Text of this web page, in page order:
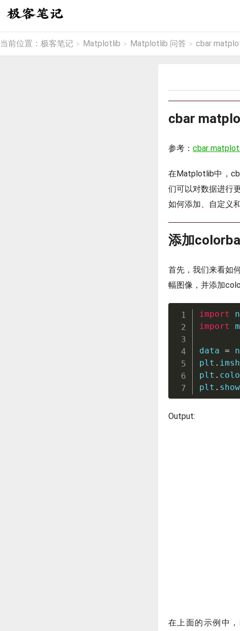
当前位置： 极客笔记 > Matplotlib > Matplotlib 问答 > cbar
cbar
参考： cbar
在Matplotlib中，
们可以对数据进行
如何添加、自定义
添加
首先，我们来看如
幅图像，并添加
import
import
data =
plt .
plt .
plt . show
Output:
在上面的示例中